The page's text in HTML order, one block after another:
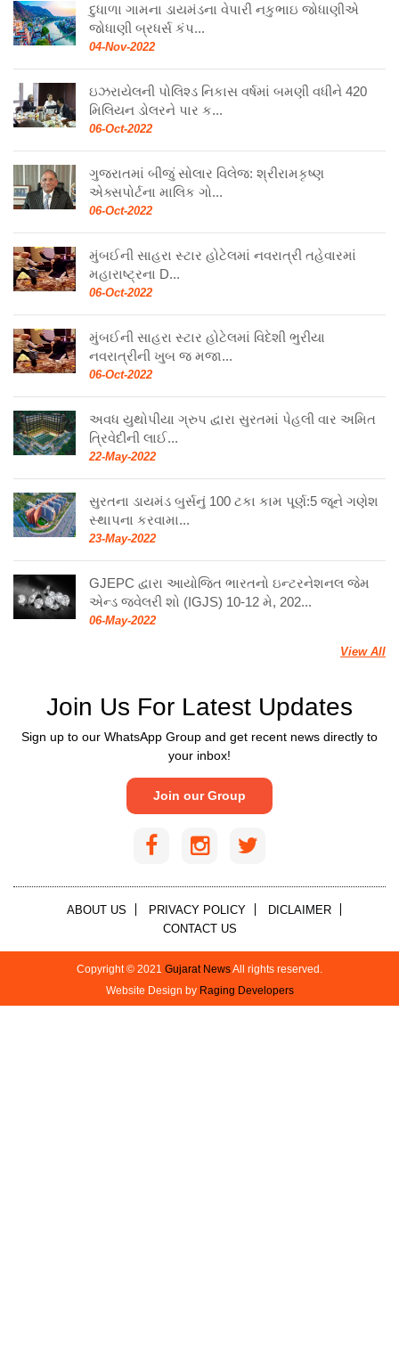
દુધાળા ગામના ડાયમંડના વેપારી નકુભાઇ જોધાણીએ
જોધાણી બ્રધર્સ કંપ...
04-Nov-2022
ઇઝરાયેલની પોલિશ્ડ નિકાસ વર્ષમાં બમણી વધીને 420
મિલિયન ડોલરને પાર ક...
06-Oct-2022
ગુજરાતમાં બીજું સોલાર વિલેજ: શ્રીરામકૃષ્ણ
એક્સપોર્ટના માલિક ગો...
06-Oct-2022
મુંબઈની સાહરા સ્ટાર હોટેલમાં નવરાત્રી તહેવારમાં
મહારાષ્ટ્રના D...
06-Oct-2022
મુંબઈની સાહરા સ્ટાર હોટેલમાં વિદેશી ભુરીયા
નવરાત્રીની ખુબ જ મજા...
06-Oct-2022
અવધ યુથોપીયા ગ્રુપ દ્વારા સુરતમાં પેહલી વાર અમિત
ત્રિવેદીની લાઈ...
22-May-2022
સુરતના ડાયમંડ બુર્સનું 100 ટકા કામ પૂર્ણ:5 જૂને ગણેશ
સ્થાપના કરવામા...
23-May-2022
GJEPC દ્વારા આયોજિત ભારતનો ઇન્ટરનેશનલ જેમ
એન્ડ જ્વેલરી શો (IGJS) 10-12 મે, 202...
06-May-2022
View All
Join Us For Latest Updates
Sign up to our WhatsApp Group and get recent news directly to
your inbox!
Join our Group
ABOUT US PRIVACY POLICY
DICLAIMER
CONTACT US
Copyright © 2021 Gujarat NewsAll rights reserved.
Website Design by Raging Developers